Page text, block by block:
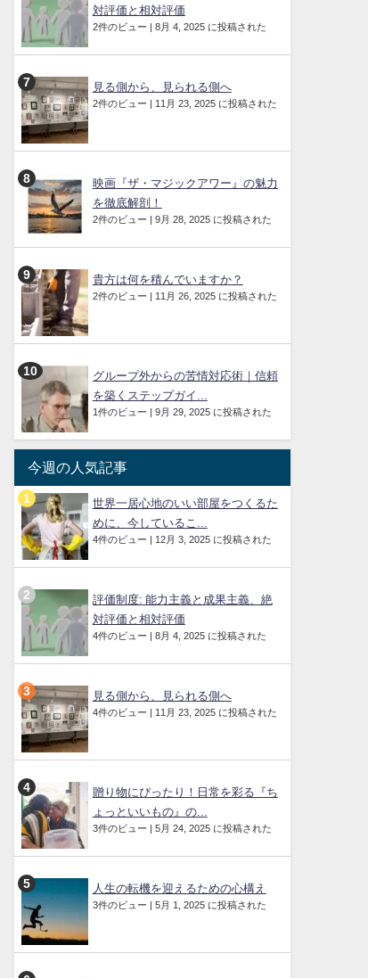
対評価と相対評価
2件のビュー | 8月 4, 2025 に投稿された
見る側から、見られる側へ
2件のビュー | 11月 23, 2025 に投稿された
映画『ザ・マジックアワー』の魅力
を徹底解剖！
2件のビュー | 9月 28, 2025 に投稿された
貴方は何を積んでいますか？
2件のビュー | 11月 26, 2025 に投稿された
グループ外からの苦情対応術｜信頼
を築くステップガイ...
1件のビュー | 9月 29, 2025 に投稿された
今週の人気記事
世界一居心地のいい部屋をつくるた
めに、今しているこ...
4件のビュー | 12月 3, 2025 に投稿された
評価制度: 能力主義と成果主義、絶
対評価と相対評価
4件のビュー | 8月 4, 2025 に投稿された
見る側から、見られる側へ
4件のビュー | 11月 23, 2025 に投稿された
贈り物にぴったり！日常を彩る『ち
ょっといいもの』の...
3件のビュー | 5月 24, 2025 に投稿された
人生の転機を迎えるための心構え
3件のビュー | 5月 1, 2025 に投稿された